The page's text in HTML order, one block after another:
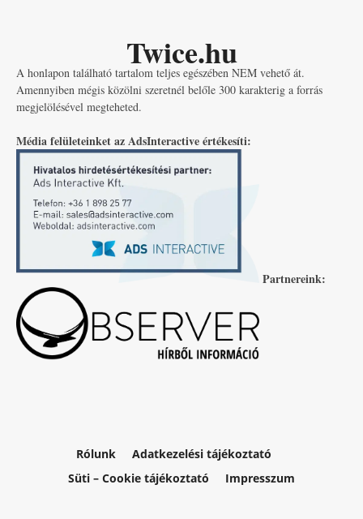
Twice.hu
A honlapon található tartalom teljes egészében NEM vehető át.
Amennyiben mégis közölni szeretnél belőle 300 karakterig a forrás
megjelölésével megteheted.
Média felületeinket az AdsInteractive értékesíti:
Partnereink:
Rólunk
Adatkezelési tájékoztató
Süti – Cookie tájékoztató
Impresszum